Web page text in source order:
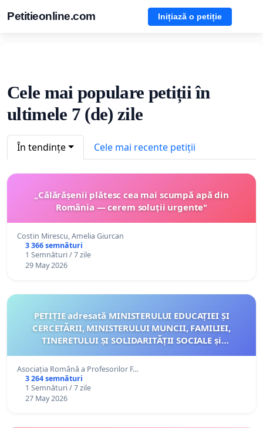
Petitieonline.com Inițiază o petiție
Cele mai populare petiții în
ultimele 7 (de) zile
În tendințe Cele mai recente petiții
„Călărășenii plătesc cea mai scumpă apă din
România — cerem soluții urgente"
Costin Mirescu, Amelia Giurcan
3 366 semnături
1 Semnături / 7 zile
29 May 2026
PETIȚIE adresată MINISTERULUI EDUCAȚIEI ȘI
CERCETĂRII, MINISTERULUI MUNCII, FAMILIEI,
TINERETULUI ȘI SOLIDARITĂȚII SOCIALE și
Asociația Română a Profesorilor F…
3 264 semnături
1 Semnături / 7 zile
27 May 2026